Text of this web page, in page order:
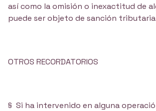
así como la omisión o inexactitud de
puede ser objeto de sanción
OTROS RECORDATORIOS
§ Si ha intervenido en alguna